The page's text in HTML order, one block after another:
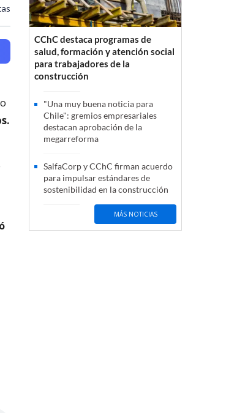
CChC destaca programas de
salud, formación y atención social
para trabajadores de la
construcción
"Una muy buena noticia para
Chile": gremios empresariales
destacan aprobación de la
megarreforma
SalfaCorp y CChC firman acuerdo
para impulsar estándares de
sostenibilidad en la construcción
MÁS NOTICIAS